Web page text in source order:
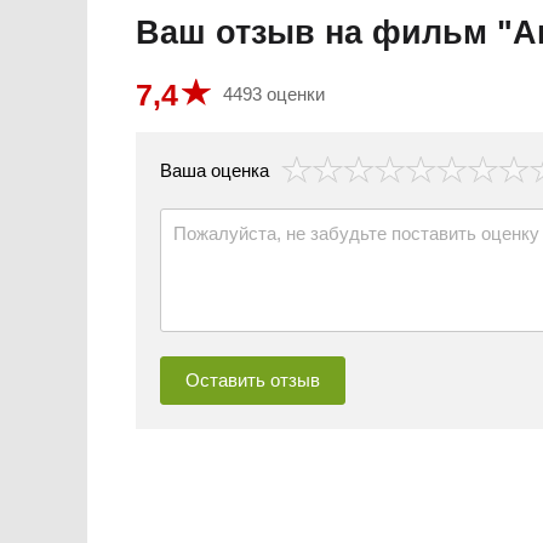
Ваш отзыв на фильм
7,4 4493 оценки
Ваша оценка